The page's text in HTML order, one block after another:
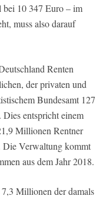
10 347 Euro – im
muss also darauf
Renten
der privaten und
Bundesamt 127
entspricht einem
Millionen Rentner
Die Verwaltung kommt
aus dem Jahr 2018.
Millionen der damals